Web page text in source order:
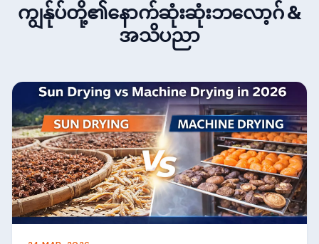
ကျွန်ုပ်တို့၏နောက်ဆုံးဆုံးဘလော့ဂ် &
အသိပညာ